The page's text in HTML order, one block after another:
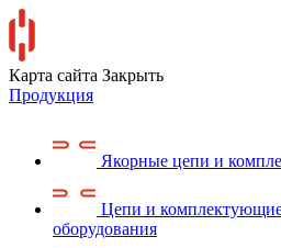
Карта сайта Закрыть
Продукция
Якорные цепи и
Цепи и
оборудования